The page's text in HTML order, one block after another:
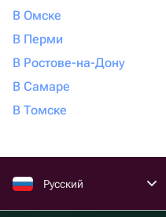
В Омске
В Перми
В Ростове-на-Дону
В Самаре
В Томске
Русский